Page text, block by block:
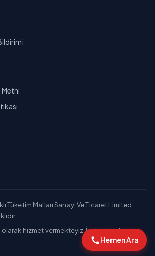
Metni
Tüketim Malları Sanayi Ve Ticaret Limited
olarak hizmet vermekteyiz. İlgili markaların
Hemen Ara